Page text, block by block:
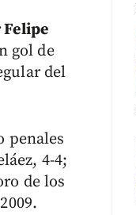
Felipe
gol de
del
penales
4-4;
de los